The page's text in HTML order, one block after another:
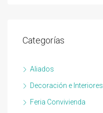
Categorías
Aliados
Decoración e Interiores
Feria Convivienda